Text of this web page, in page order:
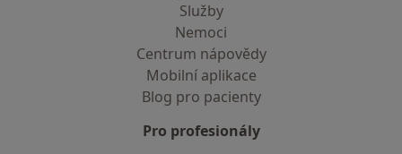
Služby
Nemoci
Centrum nápovědy
Mobilní aplikace
Blog pro pacienty
Pro profesionály